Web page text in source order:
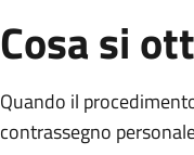
Cosa si
Quando il
contrassegno